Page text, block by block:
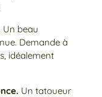
Un beau
Demande à
idéalement
Un tatoueur